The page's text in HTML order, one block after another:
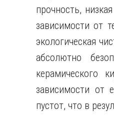
прочность,
зависимости от
экологическая
абсолютно
керамического
зависимости от
пустот, что в